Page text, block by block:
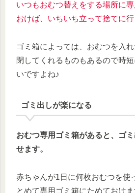
いつもおむつ替えをする場所に
おけば、いちいち立って捨てに
ゴミ箱によっては、おむつを入
閉してくれるものもあるので時
いですよね♪
ゴミ出しが楽になる
おむつ専用ゴミ箱があると、ゴ
せます。
赤ちゃんが1日に何枚おむつを使
とめて専用ゴミ箱にためておけま